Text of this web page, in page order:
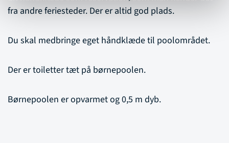
fra andre feriesteder. Der er altid god plads.
Du skal medbringe eget håndklæde til poolområdet.
Der er toiletter tæt på børnepoolen.
Børnepoolen er opvarmet og 0,5 m dyb.